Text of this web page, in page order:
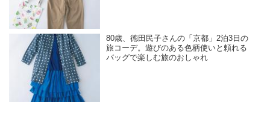
80歳、德田民子さんの「京都」2泊3日の
旅コーデ。遊びのある色柄使いと頼れる
バッグで楽しむ旅のおしゃれ